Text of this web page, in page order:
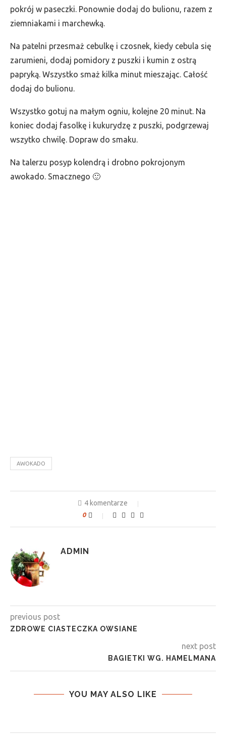
pokrój w paseczki. Ponownie dodaj do bulionu, razem z
ziemniakami i marchewką.
Na patelni przesmaż cebulkę i czosnek, kiedy cebula się
zarumieni, dodaj pomidory z puszki i kumin z ostrą
papryką. Wszystko smaż kilka minut mieszając. Całość
dodaj do bulionu.
Wszystko gotuj na małym ogniu, kolejne 20 minut. Na
koniec dodaj fasolkę i kukurydzę z puszki, podgrzewaj
wszytko chwilę. Dopraw do smaku.
Na talerzu posyp kolendrą i drobno pokrojonym
awokado. Smacznego 🙂
AWOKADO
4 komentarze
0
ADMIN
previous post
ZDROWE CIASTECZKA OWSIANE
next post
BAGIETKI WG. HAMELMANA
YOU MAY ALSO LIKE